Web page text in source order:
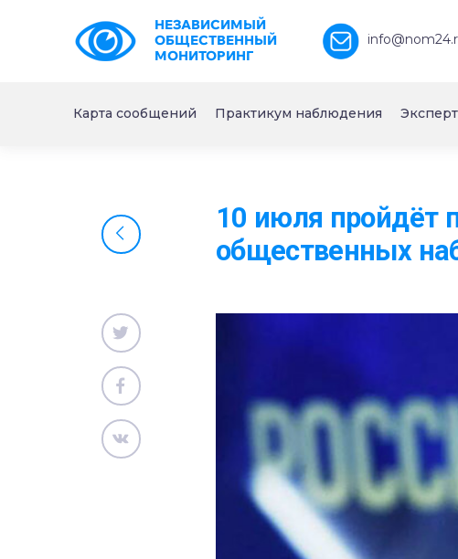
НЕЗАВИСИМЫЙ
ОБЩЕСТВЕННЫЙ
МОНИТОРИНГ
Карта сообщений Практикум наблюдения
10 июля пройдёт
общественных